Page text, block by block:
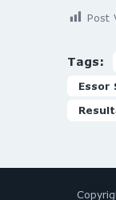
Post
Tags:
Essor